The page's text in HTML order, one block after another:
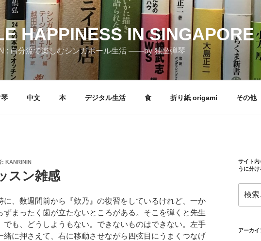
HAPPINESS IN SINGAPORE
: 自分流で楽しむシンガポール生活 ――by 独坐弾琴
中文 本 デジタル生活 食 折り紙 origami その他
: KANRININ
スン雑感
に、数週間前から『欸乃』の復習をしているけれど、一か
ずまったく歯が立たないところがある。そこを弾くと先生
でも、どうしようもない。できないものはできない。左手
緒に押さえて、右に移動させながら四弦目にうまくつなげ
サイト
うに分
索:
アーカイ